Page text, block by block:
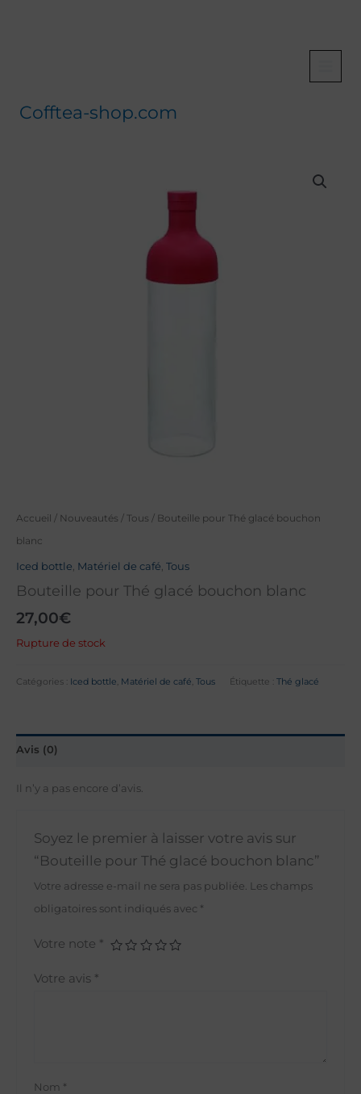
Cofftea-shop.com
Accueil / Nouveautés / Tous / Bouteille pour Thé glacé bouchon
blanc
Iced bottle Matériel de café Tous
Bouteille pour Thé glacé bouchon blanc
27,00€
Rupture de stock
Catégories : Iced bottle, Matériel de café, Tous Étiquette : Thé glacé
Avis (0)
Il n’y a pas encore d’avis.
Soyez le premier à laisser votre avis sur
“Bouteille pour Thé glacé bouchon blanc”
Votre adresse e-mail ne sera pas publiée.
Les champs
obligatoires sont indiqués avec *
Votre note *
Votre avis *
Nom *